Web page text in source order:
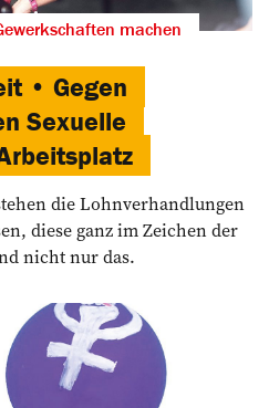
machen
• Gegen
Sexuelle
die Lohn­verhandlungen
diese ganz im Zeichen der
nicht nur das.